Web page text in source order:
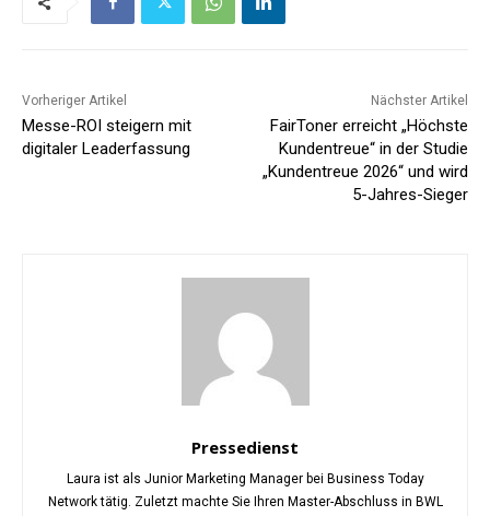
Vorheriger Artikel
Messe-ROI steigern mit
digitaler Leaderfassung
Nächster Artikel
FairToner erreicht „Höchste
Kundentreue“ in der Studie
„Kundentreue 2026“ und wird
5-Jahres-Sieger
Pressedienst
Laura ist als Junior Marketing Manager bei Business Today
Network tätig. Zuletzt machte Sie Ihren Master-Abschluss in BWL